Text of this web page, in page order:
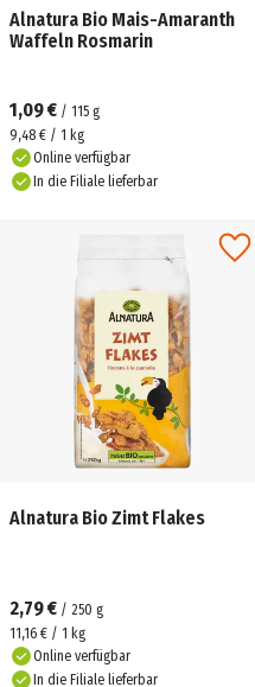
Alnatura Bio Mais-Amaranth
Waffeln Rosmarin
1,09 € / 115 g
9,48 € / 1 kg
Online verfügbar
In die Filiale lieferbar
Alnatura Bio Zimt Flakes
2,79 € / 250 g
11,16 € / 1 kg
Online verfügbar
In die Filiale lieferbar